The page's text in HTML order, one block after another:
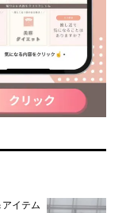
イテム